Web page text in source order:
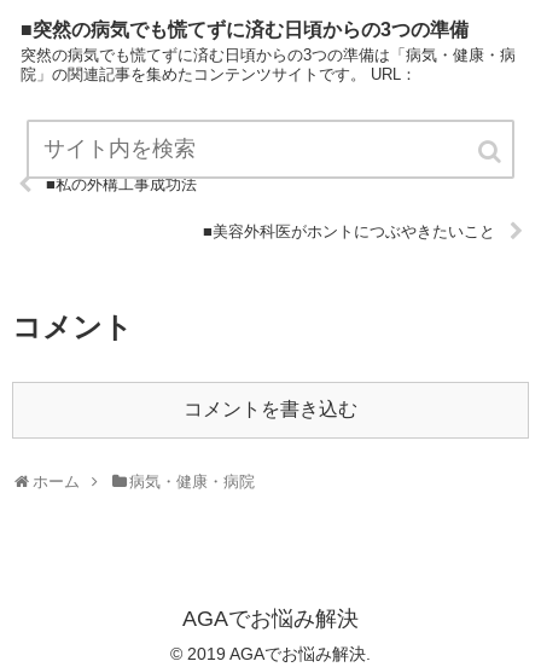
■突然の病気でも慌てずに済む日頃からの3つの準備
突然の病気でも慌てずに済む日頃からの3つの準備は「病気・健康・病
院」の関連記事を集めたコンテンツサイトです。 URL：
■私の外構工事成功法
■美容外科医がホントにつぶやきたいこと
コメント
コメントを書き込む
ホーム 病気・健康・病院
AGAでお悩み解決
© 2019 AGAでお悩み解決.